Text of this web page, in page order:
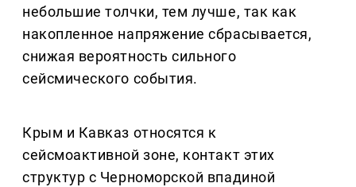
небольшие толчки, тем лучше, так как
накопленное напряжение сбрасывается,
снижая вероятность сильного
сейсмического события.
Крым и Кавказ относятся к
сейсмоактивной зоне, контакт этих
структур с Черноморской впадиной